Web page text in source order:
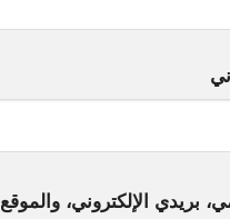
بريدي الإلكتروني، والموقع